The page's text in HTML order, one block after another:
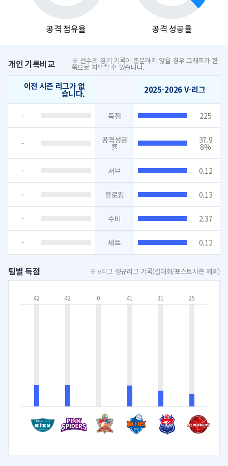
공격 점유율 공격 성공률
개인 기록비교 ※ 선수의 경기 기록이 충분하지 않을 경우 그래프가 한
쪽으로 치우칠 수 있습니다.
이전 시즌 리그가 없
습니다. 2025-2026 V-리그
- 득점 225
- 공격성공
률
37.9
8%
- 서브 0.12
- 블로킹 0.13
- 수비 2.37
- 세트 0.12
팀별 득점 ※ v리그 정규리그 기록(컵대회/포스트시즌 제외)
42 42 0 41 31 25